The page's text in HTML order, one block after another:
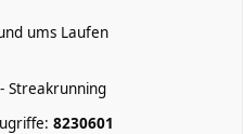
ums Laufen
Streakrunning
8230601